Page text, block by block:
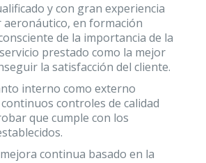
y con gran experiencia
aeronáutico, en formación
de la importancia de la
prestado como la mejor
la satisfacción del cliente.
interno como externo
controles de calidad
que cumple con los
continua basado en la